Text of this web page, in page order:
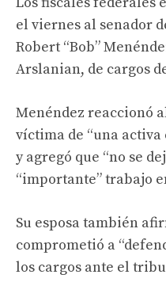
el viernes al senador
Robert “Bob”
Arslanian, de cargos
Menéndez reaccionó
víctima de “una
y agregó que “no se
“importante” trabajo
Su esposa también
comprometió a
los cargos ante el